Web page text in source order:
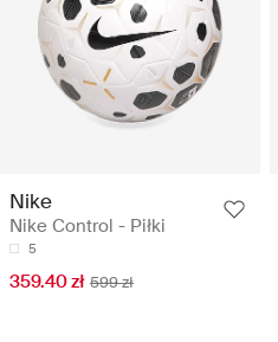
Nike
Nike Control - Piłki
5
359.40 zł 599 zł